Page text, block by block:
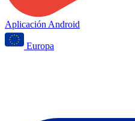
Aplicación Android
Europa